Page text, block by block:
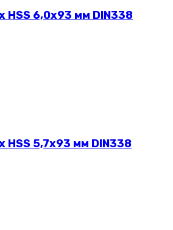
HSS 6,0х93 мм DIN338
HSS 5,7х93 мм DIN338